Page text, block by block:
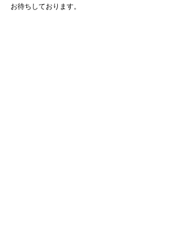
お待ちしております。